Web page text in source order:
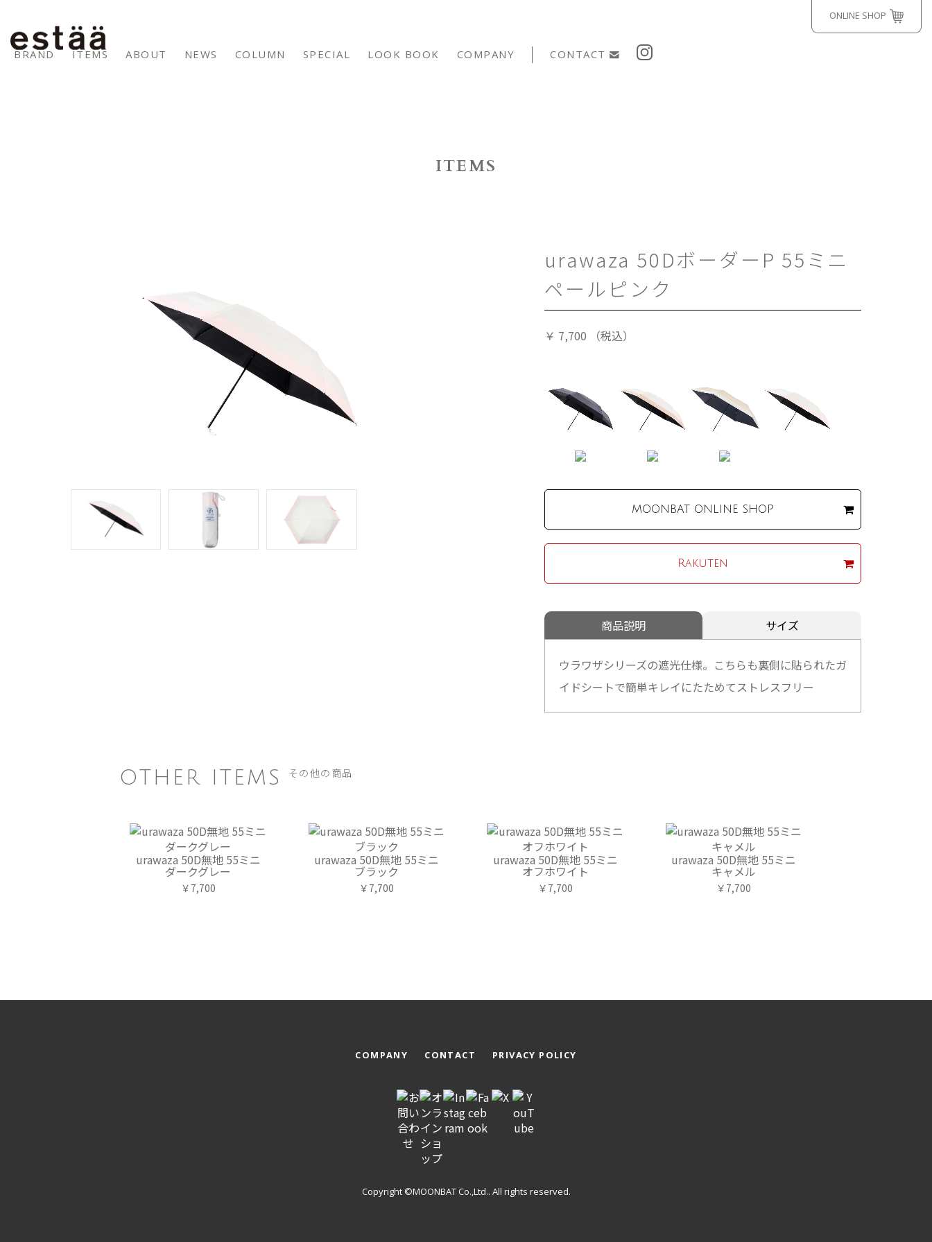
ONLINE SHOP
BRAND ITEMS ABOUT NEWS COLUMN SPECIAL LOOK BOOK COMPANY CONTACT
ITEMS
urawaza 50DボーダーP 55ミニ
ペールピンク
￥ 7,700 （税込）
MOONBAT ONLINE SHOP
Rakuten
商品説明 サイズ
ウラワザシリーズの遮光仕様。こちらも裏側に貼られたガ
イドシートで簡単キレイにたためてストレスフリー
OTHER ITEMS その他の商品
urawaza 50D無地 55ミニ
ダークグレー
￥7,700
urawaza 50D無地 55ミニ
ブラック
￥7,700
urawaza 50D無地 55ミニ
オフホワイト
￥7,700
urawaza 50D無地 55ミニ
キャメル
￥7,700
COMPANY CONTACT PRIVACY POLICY
Copyright ©MOONBAT Co.,Ltd.. All rights reserved.